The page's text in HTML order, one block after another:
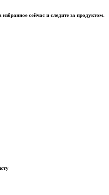
сейчас и следите за продуктом.